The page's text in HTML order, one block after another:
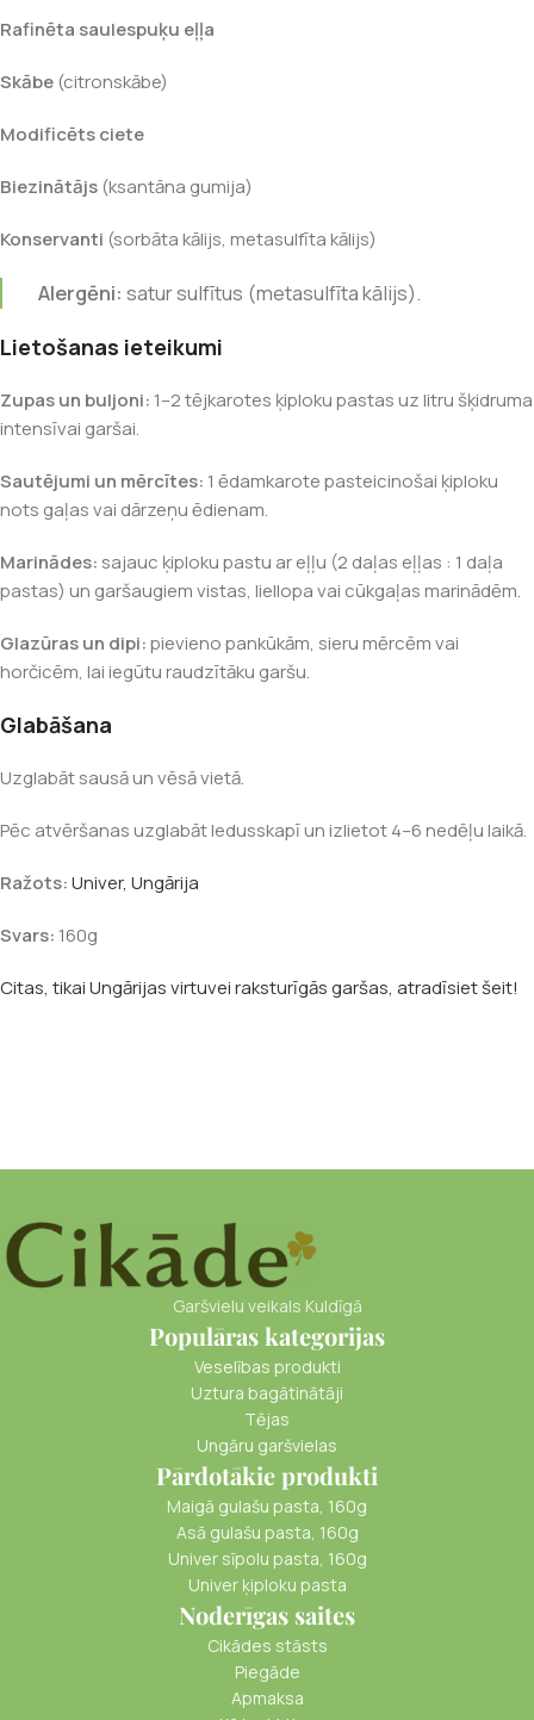
Rafinēta saulespuķu eļļa
Skābe (citronskābe)
Modificēts ciete
Biezinātājs (ksantāna gumija)
Konservanti (sorbāta kālijs, meta­sulfīta kālijs)
Alergēni: satur sulfītus (meta­sulfīta kālijs).
Lietošanas ieteikumi
Zupas un buljoni: 1–2 tējkarotes ķiploku pastas uz litru šķidruma
intensīvai garšai.
Sautējumi un mērcītes: 1 ēdamkarote pasteicinošai ķiploku
nots gaļas vai dārzeņu ēdienam.
Marinādes: sajauc ķiploku pastu ar eļļu (2 daļas eļļas : 1 daļa
pastas) un garšaugiem vistas, liellopa vai cūkgaļas marinādēm.
Glazūras un dipi:pievieno pankūkām, sieru mērcēm vai
horčicēm, lai iegūtu raudzītāku garšu.
Glabāšana
Uzglabāt sausā un vēsā vietā.
Pēc atvēršanas uzglabāt ledusskapī un izlietot 4–6 nedēļu laikā.
Ražots:Univer, Ungārija
Svars: 160g
Citas, tikai Ungārijas virtuvei raksturīgās garšas, atradīsiet šeit!
Garšvielu veikals Kuldīgā
Populāras kategorijas
Veselības produkti
Uztura bagātinātāji
Tējas
Ungāru garšvielas
Pārdotākie produkti
Maigā gulašu pasta, 160g
Asā gulašu pasta, 160g
Univer sīpolu pasta, 160g
Univer ķiploku pasta
Noderīgas saites
Cikādes stāsts
Piegāde
Apmaksa